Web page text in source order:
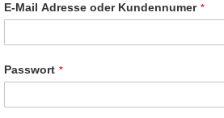
E-Mail Adresse oder Kundennumer
Passwort